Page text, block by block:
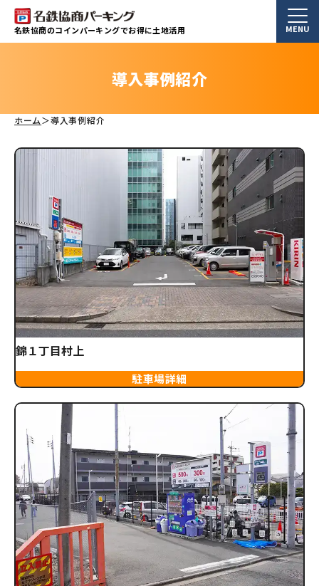
名鉄協商のコインパーキングでお得に土地活用 MENU
導入事例紹介
ホーム 導入事例紹介
錦１丁目村上
駐車場詳細